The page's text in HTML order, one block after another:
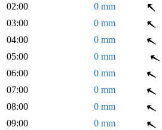
02:00
0 mm
03:00
0 mm
04:00
0 mm
05:00
0 mm
06:00
0 mm
07:00
0 mm
08:00
0 mm
09:00
0 mm